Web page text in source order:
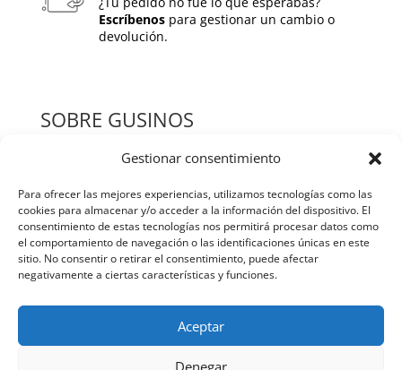
Gestionar consentimiento
Para ofrecer las mejores experiencias, utilizamos tecnologías como las
cookies para almacenar y/o acceder a la información del dispositivo. El
consentimiento de estas tecnologías nos permitirá procesar datos como
el comportamiento de navegación o las identificaciones únicas en este
sitio. No consentir o retirar el consentimiento, puede afectar
negativamente a ciertas características y funciones.
Aceptar
Denegar
Escríbenospara gestionar un cambio o
devolución.
SOBRE GUSINOS
QUIENES SOMOS
TIENDA
BLOG
CONTACTO
POLITICAS Y TERMINOS